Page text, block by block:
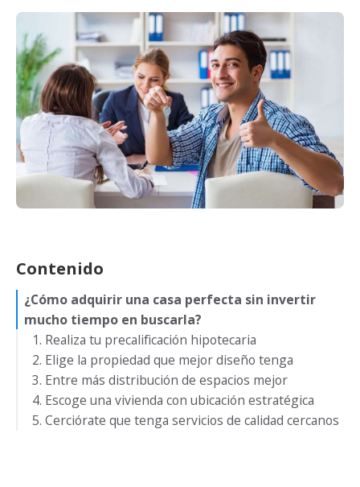
Contenido
¿Cómo adquirir una casa perfecta sin invertir
mucho tiempo en buscarla?
1. Realiza tu precalificación hipotecaria
2. Elige la propiedad que mejor diseño tenga
3. Entre más distribución de espacios mejor
4. Escoge una vivienda con ubicación estratégica
5. Cerciórate que tenga servicios de calidad cercanos